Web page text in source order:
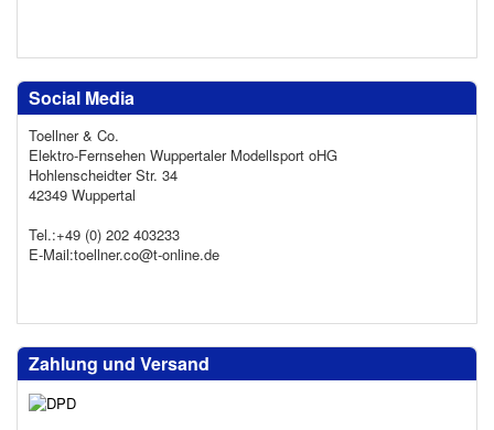
Social Media
Toellner & Co.
Elektro-Fernsehen Wuppertaler Modellsport oHG
Hohlenscheidter Str. 34
42349 Wuppertal
Tel.:+49 (0) 202 403233
E-Mail:toellner.co@t-online.de
Zahlung und Versand